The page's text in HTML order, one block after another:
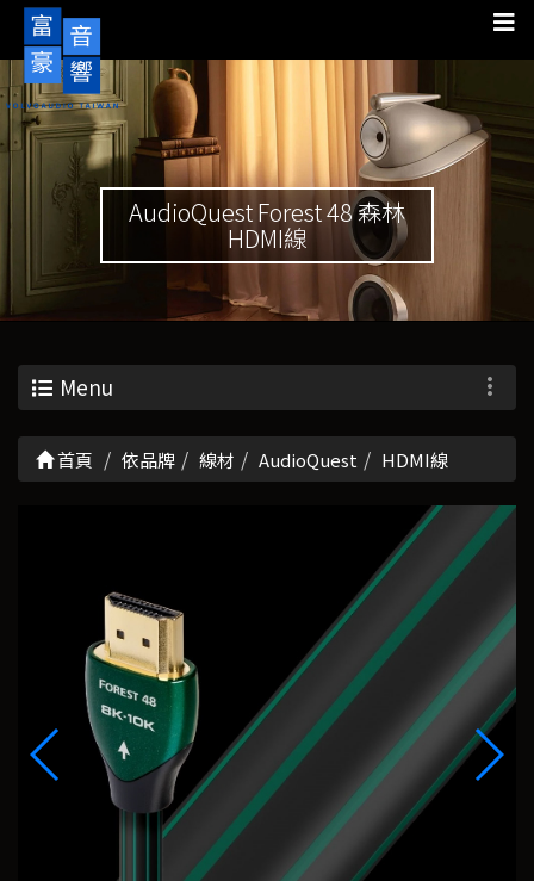
AudioQuest Forest 48 森林
HDMI線
Menu
首頁 依品牌 線材 AudioQuest HDMI線